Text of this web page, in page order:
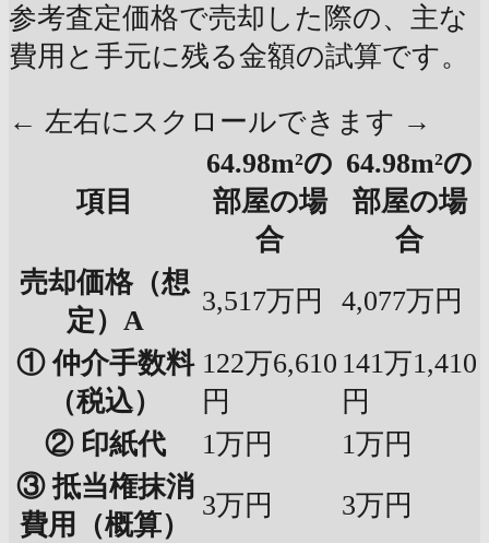
参考査定価格で売却した際の、主な
費用と手元に残る金額の試算です。
← 左右にスクロールできます →
項目
64.98m²の
部屋の場
合
64.98m²の
部屋の場
合
売却価格（想
定）A
3,517万円
4,077万円
① 仲介手数料
（税込）
122万6,610
円
141万1,410
円
② 印紙代
1万円
1万円
③ 抵当権抹消
費用（概算）
3万円
3万円